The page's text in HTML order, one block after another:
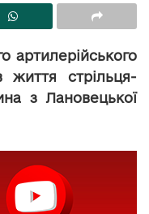
артилерійського
життя стрільця-
з Лановецької